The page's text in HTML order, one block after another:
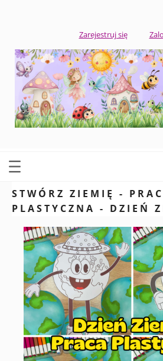
Zarejestruj się
STWÓRZ ZIEMIĘ -
PLASTYCZNA - DZIEŃ